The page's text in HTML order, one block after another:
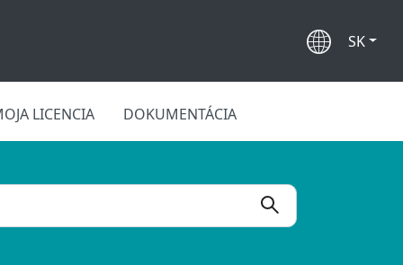
SK
LICENCIA DOKUMENTÁCIA